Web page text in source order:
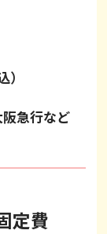
）
急行など
定費